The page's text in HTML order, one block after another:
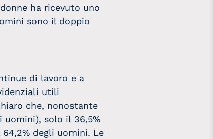
ha ricevuto uno
sono il doppio
di lavoro e a
utili
che, nonostante
solo il 36,5%
degli uomini. Le